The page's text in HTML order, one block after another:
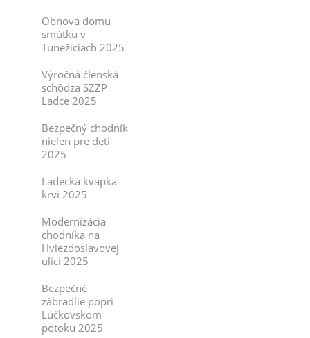
Obnova domu
smútku v
Tunežiciach 2025
Výročná členská
schôdza SZZP
Ladce 2025
Bezpečný chodník
nielen pre deti
2025
Ladecká kvapka
krvi 2025
Modernizácia
chodníka na
Hviezdoslavovej
ulici 2025
Bezpečné
zábradlie popri
Lúčkovskom
potoku 2025